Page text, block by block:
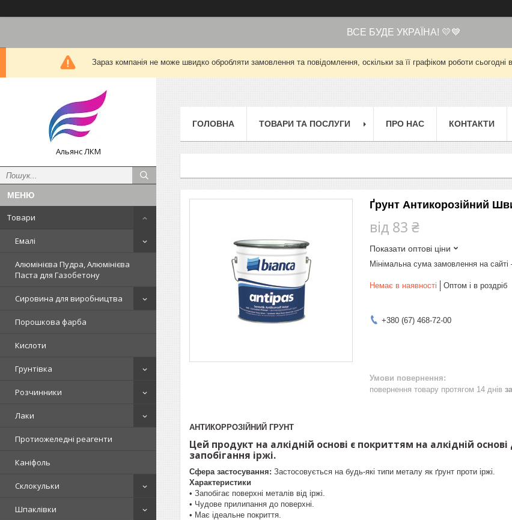
ВСЕ БУДЕ УКРАЇНА! 💛💙
Зараз компанія не може швидко обробляти замовлення та повідомлення, оскільки за її графіком роботи
Альянс ЛКМ
Товари
Емалі
Алюмінієва Пудра, Алюмінієва
Паста для Газобетону
Сировина для виробництва
Порошкова фарба
Кислоти
Грунтівка
Розчинники
Лаки
Протиожеледні реагенти
Каніфоль
Склокульки
Шпаклівки
ГОЛОВНА ТОВАРИ ТА ПОСЛУГИ ПРО НАС КОНТАКТИ
Ґрунт Антикорозійний
від 83 ₴
Показати оптові ціни
Мінімальна сума замовлення на
Немає в наявності Оптом і в роздріб
+380 (67) 468-72-00
повернення товару протягом 14 днів
АНТИКОРРОЗІЙНИЙ ГРУНT
Цей продукт на алкідній основі є покриттям на алкідній
запобігання іржі.
Сфера застосування: Застосовується на будь-які типи металу як ґрунт проти іржі.
Характеристики
• Запобігає поверхні металів від іржі.
• Чудове прилипання до поверхні.
• Має ідеальне покриття.